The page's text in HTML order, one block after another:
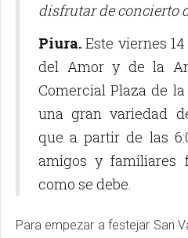
disfrutar de concierto
Piura. Este viernes
del Amor y de la
Comercial Plaza de
una gran variedad
que a partir de las
amigos y familiares
como se debe.
Para empezar a festejar San